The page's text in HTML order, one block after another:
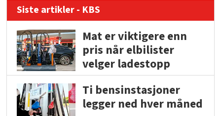
Siste artikler - KBS
Mat er viktigere enn
pris når elbilister
velger ladestopp
Ti bensinstasjoner
legger ned hver måned